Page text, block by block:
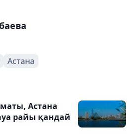
Астана
Астана
райы қандай